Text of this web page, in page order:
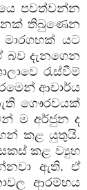
පවත්වන්න
තිබුණෙන
මාරගහක් යට
බව දැනගෙන
රැස්වීම්
ආචාර්ය
ගෞරවයක්
ම අර්ජුන ද
කළ යුතුයි.
කළ ව්‍යුහ
ඇති. ඒ
ආරම්භය